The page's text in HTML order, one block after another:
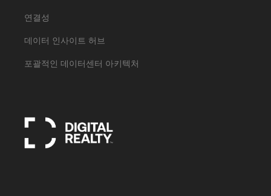
연결성
데이터 인사이트 허브
포괄적인 데이터센터 아키텍처